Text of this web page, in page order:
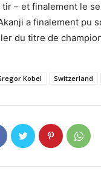
– et finalement le
a finalement pu
du titre de
Kobel Switzerland